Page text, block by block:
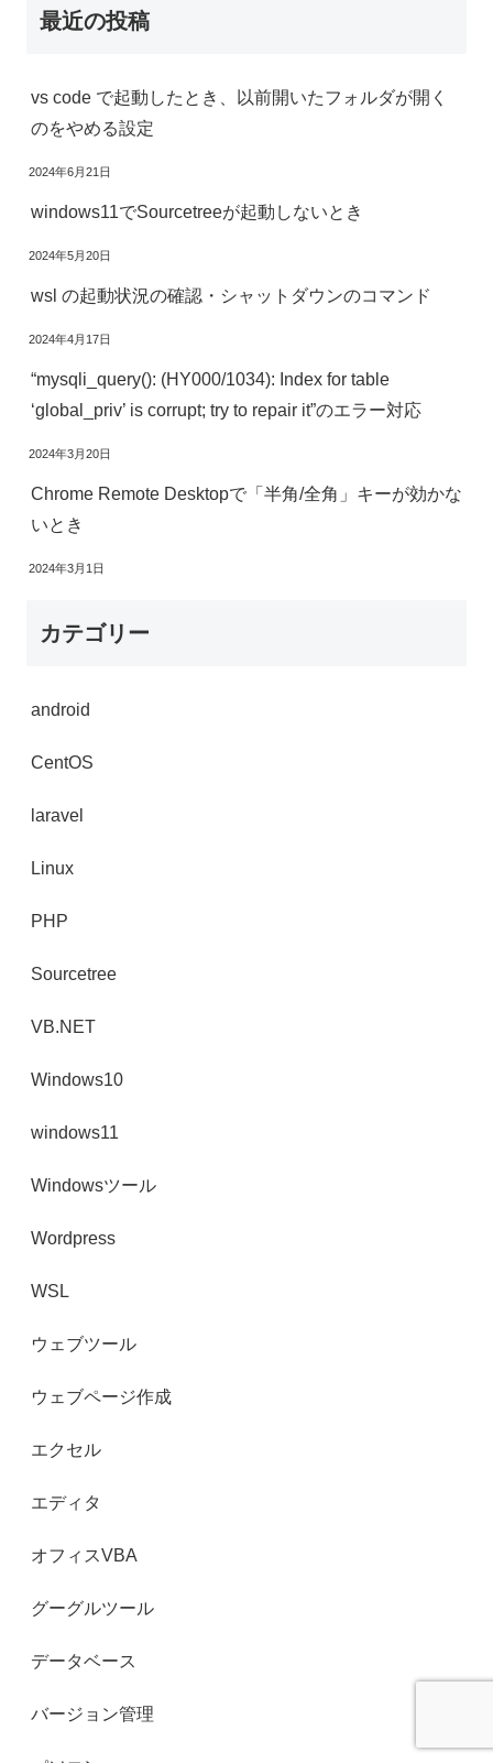
最近の投稿
vs code で起動したとき、以前開いたフォルダが開く
のをやめる設定
2024年6月21日
windows11でSourcetreeが起動しないとき
2024年5月20日
wsl の起動状況の確認・シャットダウンのコマンド
2024年4月17日
“mysqli_query(): (HY000/1034): Index for table
‘global_priv’ is corrupt; try to repair it”のエラー対応
2024年3月20日
Chrome Remote Desktopで「半角/全角」キーが効かな
いとき
2024年3月1日
カテゴリー
android
CentOS
laravel
Linux
PHP
Sourcetree
VB.NET
Windows10
windows11
Windowsツール
Wordpress
WSL
ウェブツール
ウェブページ作成
エクセル
エディタ
オフィスVBA
グーグルツール
データベース
バージョン管理